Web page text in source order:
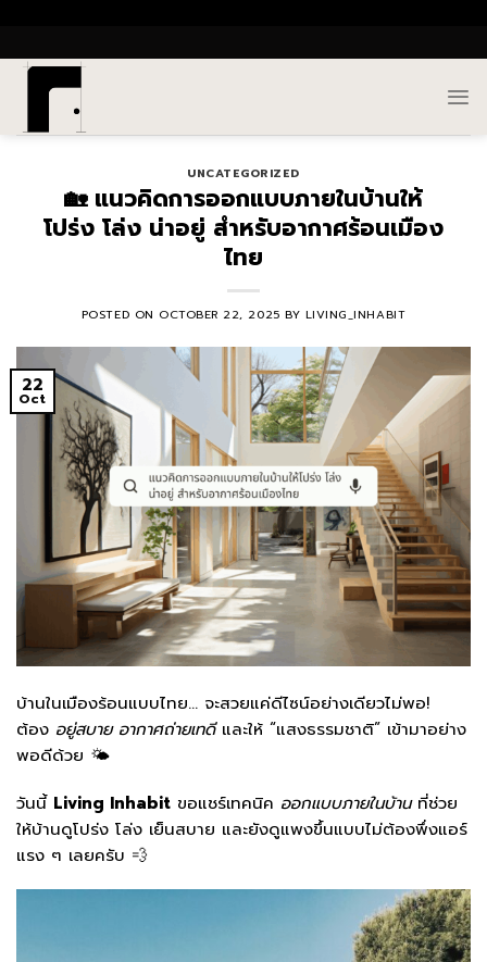
content
UNCATEGORIZED
🏡 แนวคิดการออกแบบภายในบ้านให้
โปร่ง โล่ง น่าอยู่ สำหรับอากาศร้อนเมือง
ไทย
POSTED ON OCTOBER 22, 2025 BY LIVING_INHABIT
22
Oct
บ้านในเมืองร้อนแบบไทย… จะสวยแค่ดีไซน์อย่างเดียวไม่พอ!
ต้อง อยู่สบาย อากาศถ่ายเทดีและให้ “แสงธรรมชาติ” เข้ามาอย่าง
พอดีด้วย 🌤️
วันนี้ Living Inhabit ขอแชร์เทคนิค ออกแบบภายในบ้านที่ช่วย
ให้บ้านดูโปร่ง โล่ง เย็นสบาย และยังดูแพงขึ้นแบบไม่ต้องพึ่งแอร์
แรง ๆ เลยครับ 💨